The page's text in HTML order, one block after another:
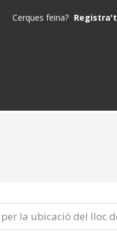
Cerques feina? Registra't